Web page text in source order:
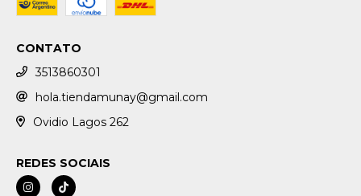
CONTATO
3513860301
hola.tiendamunay@gmail.com
Ovidio Lagos 262
REDES SOCIAIS